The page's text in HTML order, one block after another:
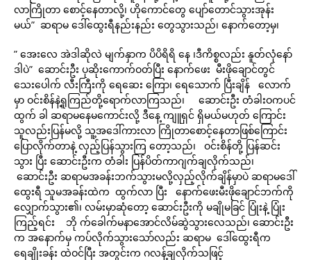
လာကြိုတာ စောင့်နေတာလို့၊ ဟိုကောင်တွေ ပျော်တောင်သွားအုန်း
မယ်” ဆရာမ ဒေါ်ထွေးရီနည်းနည်း တွေသွားသည်၊ နောက်တော့မှ၊
” အေးလေ အဲဒါဆိုလဲ မျက်နှာက ပိပိရိရိ နေ ၊ဒီကိစ္စလည်း နူတ်လုံနော်
ဒါပဲ” ဆောင်းဦး ပုဆိုးကောက်ဝတ်ပြီး နောက်ဖေး မီးဖိုချောင်တွင်
သေးပေါက် လီးကြီးကို ရေဆေး ကြော၊ ရေသောက် ပြီးချိန် လောက်
မှာ ဝင်းစိန်နဲ့ရူကြည်တို့ရောက်လာကြသည်၊ ဆောင်းဦး တံခါးဝကပင်
ထွက် ခါ ဆရာမနေမကောင်းလို့ ဒီနေ့ ကျူရှင် ရှိမယ်မဟုတ် ကြောင်း
သူလည်းပြန်မလို့ သူ့အဒေါ်ကားလာ ကြိုတာစောင့်နေတာဖြစ်ကြောင်း
ပြောလိုက်တာနဲ့ လှည့်ပြန်သွားကြ တော့သည်၊ ဝင်းစိန်တို့ ပြန်ဆင်း
သွား ပြီး ဆောင်းဦးက တံခါး ပြန်ပိတ်ကာဂျက်ချလိုက်သည်၊
ဆောင်းဦး ဆရာမအခန်းဘက်သွားမလို့လှည့်လိုက်ချိန်မှာပဲ ဆရာမဒေါ်
ထွေးရီ သူမအခန်းထဲက ထွက်လာ ပြီး နောက်ဖေးမီးဖိုချောင်ဘက်ကို
လျှောက်သွား၏၊ လမ်းမှာဆုံတော့ ဆောင်းဦးကို မချိုမခြင် ပြုံးနဲ့ ပြုံး
ကြည့်ရင်း ဘို က်ခေါက်မနာအောင်လိမ်ဆွဲသွားလေသည်၊ ဆောင်းဦး
က အနောက်မှ ကပ်လိုက်သွားသော်လည်း ဆရာမ ဒေါ်ထွေးရီက
ရေချိုးခန်း ထဲဝင်ပြီး အတွင်းက ဂလန့်ချလိုက်သဖြင့်